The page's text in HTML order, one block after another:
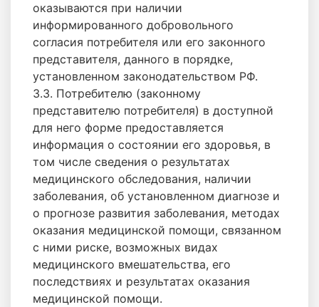
оказываются при наличии
информированного добровольного
согласия потребителя или его законного
представителя, данного в порядке,
установленном законодательством РФ.
3.3. Потребителю (законному
представителю потребителя) в доступной
для него форме предоставляется
информация о состоянии его здоровья, в
том числе сведения о результатах
медицинского обследования, наличии
заболевания, об установленном диагнозе и
о прогнозе развития заболевания, методах
оказания медицинской помощи, связанном
с ними риске, возможных видах
медицинского вмешательства, его
последствиях и результатах оказания
медицинской помощи.